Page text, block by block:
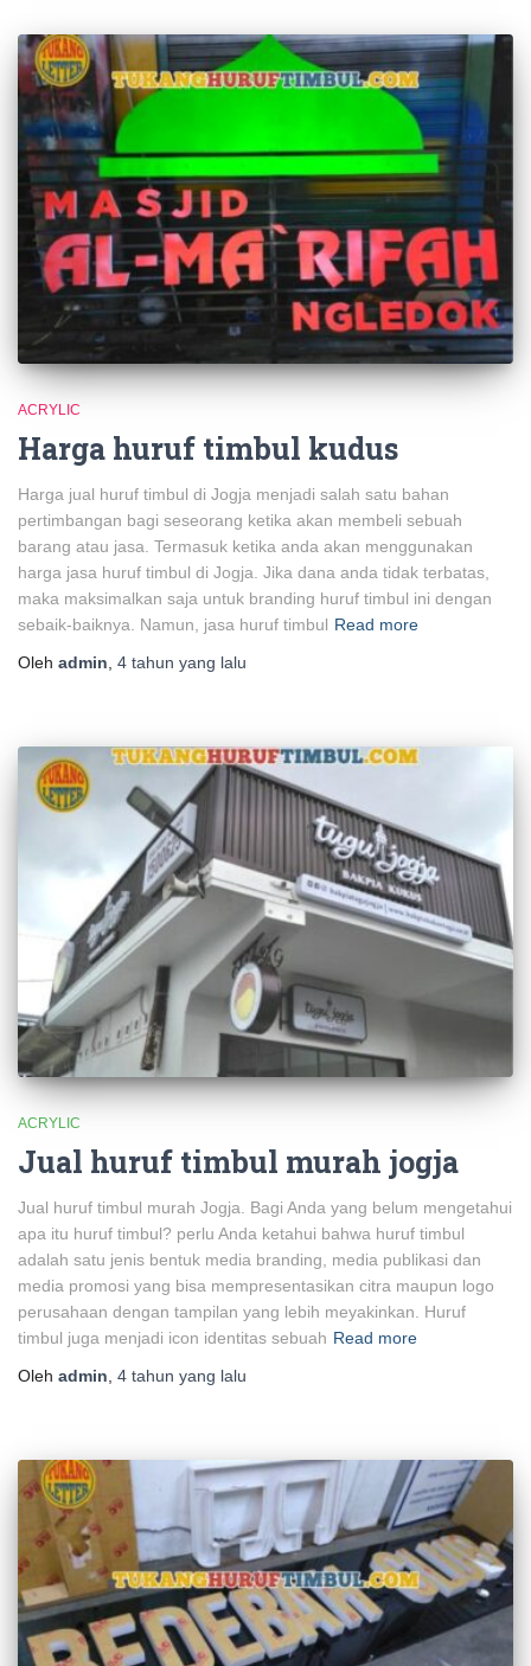
ACRYLIC
Harga huruf timbul kudus
Harga jual huruf timbul di Jogja menjadi salah satu bahan
pertimbangan bagi seseorang ketika akan membeli sebuah
barang atau jasa. Termasuk ketika anda akan menggunakan
harga jasa huruf timbul di Jogja. Jika dana anda tidak terbatas,
maka maksimalkan saja untuk branding huruf timbul ini dengan
sebaik-baiknya. Namun, jasa huruf timbul Read more
Oleh admin, 4 tahun yang lalu
ACRYLIC
Jual huruf timbul murah jogja
Jual huruf timbul murah Jogja. Bagi Anda yang belum mengetahui
apa itu huruf timbul? perlu Anda ketahui bahwa huruf timbul
adalah satu jenis bentuk media branding, media publikasi dan
media promosi yang bisa mempresentasikan citra maupun logo
perusahaan dengan tampilan yang lebih meyakinkan. Huruf
timbul juga menjadi icon identitas sebuah Read more
Oleh admin 4 tahun yang lalu